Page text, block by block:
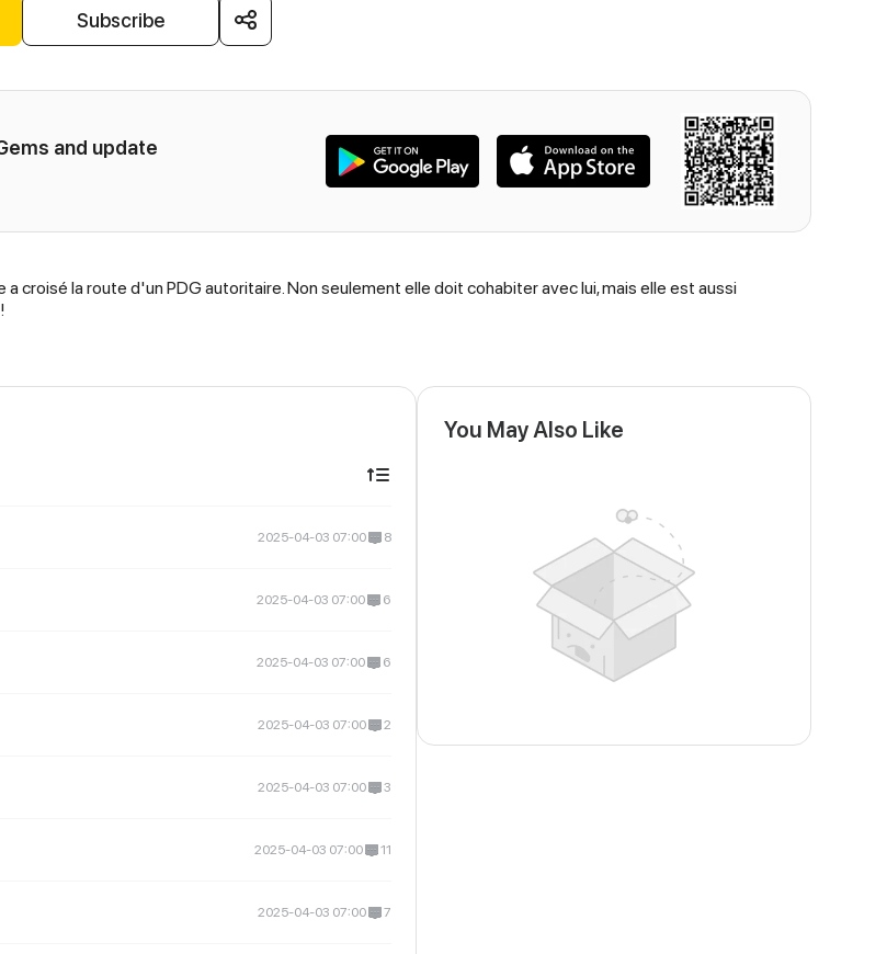
Subscribe
and update
croisé la route d'un PDG autoritaire. Non seulement elle doit cohabiter avec lui, mais elle est aussi
2025-04-03 07:00 8
2025-04-03 07:00 6
2025-04-03 07:00 6
2025-04-03 07:00 2
2025-04-03 07:00 3
2025-04-03 07:00 11
2025-04-03 07:00 7
You May Also Like